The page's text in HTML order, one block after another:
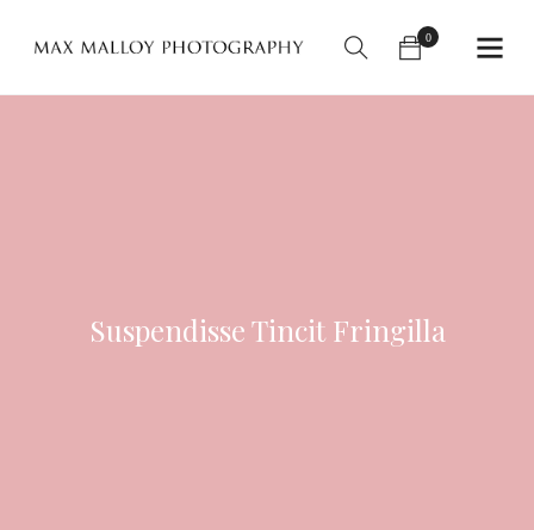
0
Suspendisse Tincit Fringilla